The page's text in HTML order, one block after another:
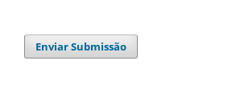
Enviar Submissão